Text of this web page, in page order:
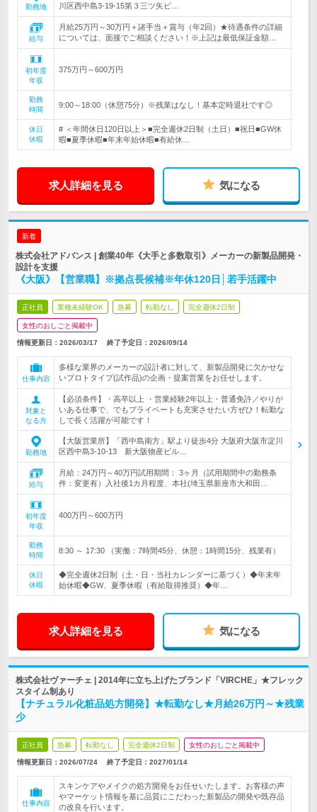
勤務地
川区西中島3-19-15第３三ツ矢ビ…
給与
月給25万円～30万円＋諸手当＋賞与（年2回）★待遇条件の詳細
については、面接でご相談ください！※上記は最低保証金額…
初年度
年収
375万円～600万円
勤務
時間
9:00～18:00（休憩75分）※残業はなし！基本定時退社です◎
休日
休暇
# ＜年間休日120日以上＞■完全週休2日制（土日）■祝日■GW休
暇■夏季休暇■年末年始休暇■有給休…
求人詳細を見る 気になる
新着
株式会社アドバンス | 創業40年《大手と多数取引》メーカーの新製品開発・
設計を支援
《大阪》【営業職】※拠点長候補※年休120日│若手活躍中
正社員 業種未経験OK 急募 転勤なし 完全週休2日制
女性のおしごと掲載中
情報更新日：2026/03/17 終了予定日： 2026/09/14
仕事内容
多様な業界のメーカーの設計者に対して、新製品開発に欠かせな
いプロトタイプ(試作品)の企画・提案営業をお任せします。
対象と
なる方
【必須条件】・高卒以上 ・営業経験2年以上・普通免許／やりが
いある仕事で、でもプライベートも充実させたい方ぜひ！転勤な
しで長く活躍が可能です！
勤務地
【大阪営業所】「西中島南方」駅より徒歩4分 大阪府大阪市淀川
区西中島3-10-13 新大阪物産ビル…
給与
月給：24万円～40万円試用期間： 3ヶ月（試用期間中の勤務条
件：変更有）入社後1カ月程度、本社(埼玉県新座市大和田…
初年度
年収
400万円～600万円
勤務
時間
8:30 ～ 17:30 （実働：7時間45分、休憩：1時間15分、残業有）
休日
休暇
◆完全週休2日制（土・日・当社カレンダーに基づく）◆年末年
始休暇◆GW、夏季休暇（有給取得推奨）◆年…
求人詳細を見る 気になる
株式会社ヴァーチェ | 2014年に立ち上げたブランド「VIRCHE」★フレック
スタイム制あり
【ナチュラル化粧品処方開発】★転勤なし★月給26万円～★残業
少
正社員 急募 転勤なし 完全週休2日制 女性のおしごと掲載中
情報更新日：2026/07/24 終了予定日： 2027/01/14
仕事内容
スキンケアやメイクの処方開発をお任せいたします。お客様の声
やマーケット情報を基に品質にこだわった新製品の開発や既存品
の改良を行います。